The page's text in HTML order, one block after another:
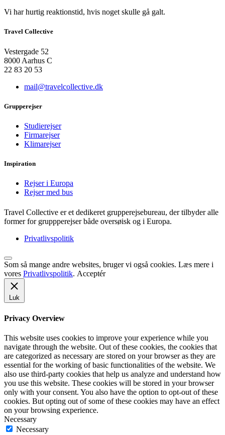
Vi har hurtig reaktionstid, hvis noget skulle gå galt.
Travel Collective
Vestergade 52
8000 Aarhus C
22 83 20 53
mail@travelcollective.dk
Grupperejser
Studierejser
Firmarejser
Klimarejser
Inspiration
Rejser i Europa
Rejser med bus
Travel Collective er et dedikeret grupperejsebureau, der tilbyder alle
former for gruppperejser både oversøisk og i Europa.
Privatlivspolitik
Som så mange andre websites, bruger vi også cookies. Læs mere i
vores Privatlivspolitik. Acceptér
Luk
Privacy Overview
This website uses cookies to improve your experience while you
navigate through the website. Out of these cookies, the cookies that
are categorized as necessary are stored on your browser as they are
essential for the working of basic functionalities of the website. We
also use third-party cookies that help us analyze and understand how
you use this website. These cookies will be stored in your browser
only with your consent. You also have the option to opt-out of these
cookies. But opting out of some of these cookies may have an effect
on your browsing experience.
Necessary
Necessary